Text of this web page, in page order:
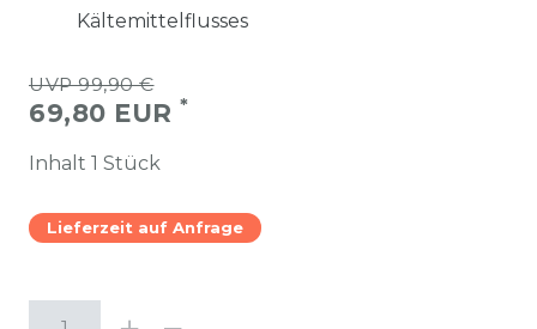
Kältemittelflusses
UVP 99,90 €
69,80 EUR *
Inhalt 1 Stück
Lieferzeit auf Anfrage